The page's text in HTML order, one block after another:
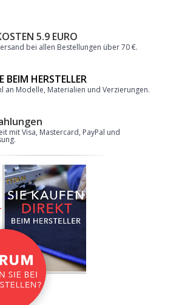
5.9 EURO
bei allen Bestellungen über 70 €.
BEIM HERSTELLER
an Modelle, Materialien und Verzierungen.
mit Visa, Mastercard, PayPal und